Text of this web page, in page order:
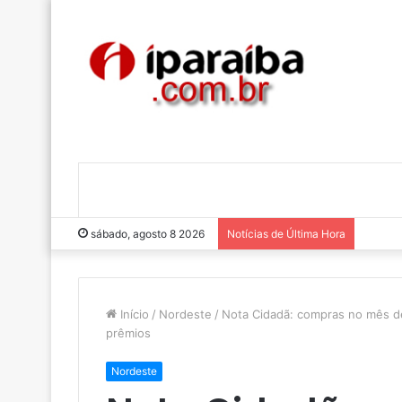
sábado, agosto 8 2026 Notícias de Última Hora
Início / Nordeste / Nota Cidadã: compras no mês
prêmios
Nordeste